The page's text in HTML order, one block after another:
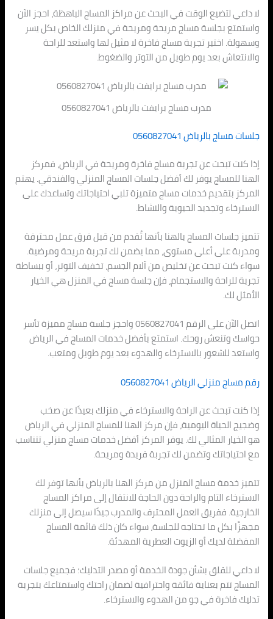
لا داعي لتضيع الوقت في البحث عن مراكز المساج الباهظة، احجز الآن
واستمتع بجلسة مساج مريحة ومريحة في منزلك الخاص بكل يسر
وسهولة. اختبر تجربة مساج فاخرة لا مثيل لها واستعد للراحة
والانتعاش بعد يوم طويل من التوتر والضغوط.
مدرب مساج برايفت بالرياض 0560827041
جلسات مساج بالرياض 0560827041
إذا كنت تبحث عن تجربة مساج فاخرة ومريحة في الرياض، فمركز
الهنا للمساج يوفر لك أفضل جلسات المساج المنزلي والفندقي. يهتم
المركز بتقديم خدمات مساج متميزة تلبي احتياجاتك وتساعدك على
الاسترخاء وتجديد الحيوية والنشاط.
تتميز جلسات المساج بالهنا بأنها تُقدم من قبل فرق عمل محترفة
ومدربة على أعلى مستوى، مما يضمن لك تجربة مريحة ومرضية.
سواء كنت تبحث عن تخليص من آلام الجسم، تخفيف التوتر، أو ببساطة
تجربة للراحة والاستجمام، فإن جلسة مساج في المنزل هي الخيار
الأمثل لك.
اتصل الآن على الرقم 0560827041 واحجز جلسة مساج مميزة تأسر
حواسك وتنعش روحك. استمتع بأفضل خدمات المساج في الرياض
واستعد للشعور بالاسترخاء والهدوء بعد يوم طويل ومتعب.
رقم مساج منزلي الرياض 0560827041
إذا كنت تبحث عن الراحة والاسترخاء في منزلك بعيدًا عن صخب
وضجيج الحياة اليومية، فإن مركز الهنا للمساج المنزلي في الرياض
هو الخيار المثالي لك. يوفر المركز أفضل خدمات مساج منزلي تتناسب
مع احتياجاتك وتضمن لك تجربة فريدة ومريحة.
تتميز خدمة مساج المنزل من مركز الهنا بالرياض بأنها توفر لك
الاسترخاء التام والراحة دون الحاجة للانتقال إلى مراكز المساج
الخارجية. ففريق العمل المحترف والمدرب جيدًا سيصل إلى منزلك
مجهزًا بكل ما تحتاجه للجلسة، سواء كان ذلك قائمة المساج
المفضلة لديك أو الزيوت العطرية المهدئة.
لا داعي للقلق بشأن جودة الخدمة أو مصدر التدليك؛ فجميع جلسات
المساج تتم بعناية فائقة واحترافية لضمان راحتك واستمتاعك بتجربة
تدليك فاخرة في جو من الهدوء والاسترخاء.